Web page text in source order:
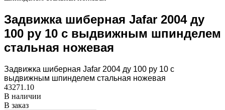
Задвижка шиберная Jafar 2004 ду
100 ру 10 с выдвижным шпинделем
стальная ножевая
Задвижка шиберная Jafar 2004 ду 100 ру 10 с
выдвижным шпинделем стальная ножевая
43271.10
В наличии
В заказ